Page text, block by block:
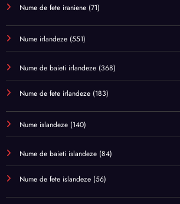
Nume de fete iraniene (71)
Nume irlandeze (551)
Nume de baieti irlandeze (368)
Nume de fete irlandeze (183)
Nume islandeze (140)
Nume de baieti islandeze (84)
Nume de fete islandeze (56)